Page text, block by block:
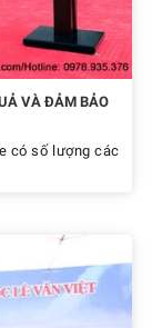
VÀ ĐẢM BẢO
có số lượng các